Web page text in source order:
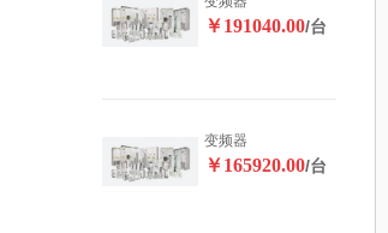
￥191040.00/台
变频器
￥165920.00/台